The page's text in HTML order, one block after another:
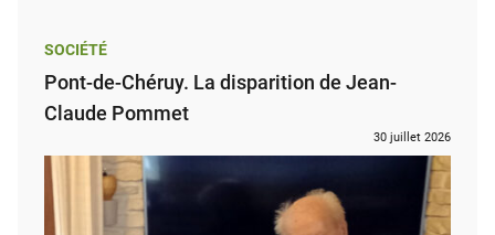
SOCIÉTÉ
Pont-de-Chéruy. La disparition de Jean-
Claude Pommet
30 juillet 2026